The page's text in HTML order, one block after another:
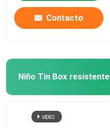
Contacto
Niño Tin Box resistente